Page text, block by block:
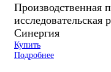
Производственная
исследовательская
Синергия
Купить
Подробнее